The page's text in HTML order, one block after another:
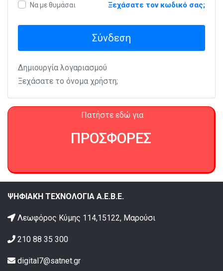
Να με θυμάσαι Ξεχάσατε τον κωδικό σας;
Σύνδεση
Δημιουργία λογαριασμού
Ξεχάσατε το όνομα χρήστη;
Πατήστε εδώ για
ΠΡΟΣΦΟΡΕΣ
ΨΗΦΙΑΚΗ ΤΕΧΝΟΛΟΓΙΑ Α.Ε.Β.Ε.
Λεωφόρος Κύμης 114,15122, Μαρούσι
210 88 35 300
digital7@satnet.gr